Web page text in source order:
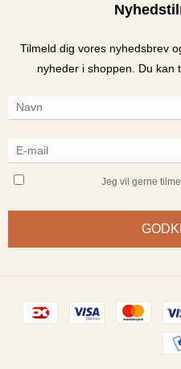
Tilmeld dig vores nyhedsbrev
nyheder i shoppen. Du kan
Jeg vil gerne